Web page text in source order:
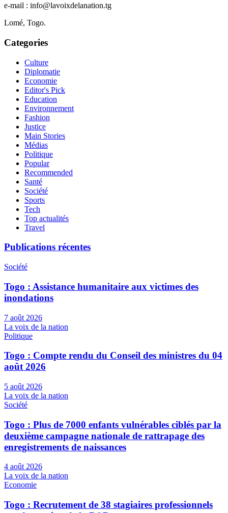
e-mail : info@lavoixdelanation.tg
Lomé, Togo.
Categories
Culture
Diplomatie
Economie
Editor's Pick
Education
Environnement
Fashion
Justice
Main Stories
Médias
Politique
Popular
Recommended
Santé
Société
Sports
Tech
Top actualités
Travel
Publications récentes
Société
Togo : Assistance humanitaire aux victimes des
inondations
7 août 2026
La voix de la nation
Politique
Togo : Compte rendu du Conseil des ministres du 04
août 2026
5 août 2026
La voix de la nation
Société
Togo : Plus de 7000 enfants vulnérables ciblés par la
deuxième campagne nationale de rattrapage des
enregistrements de naissances
4 août 2026
La voix de la nation
Economie
Togo : Recrutement de 38 stagiaires professionnels